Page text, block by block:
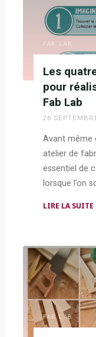
découverte"
FAB LAB
Les
pour
Fab Lab
26
Avant même
atelier de
essentiel de
lorsque l’on
LIRE LA SUITE
principales
étapes
pour
réaliser
un
projet
FAB LAB